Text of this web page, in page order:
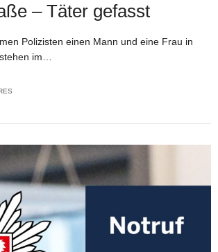
– Täter gefasst
Polizisten einen Mann und eine Frau in
im…